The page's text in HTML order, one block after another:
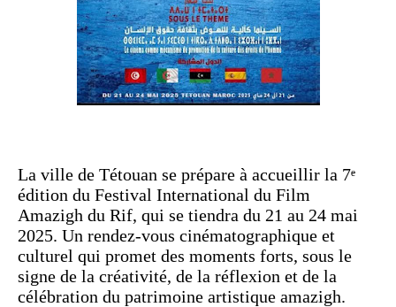
La ville de Tétouan se prépare à accueillir la 7ᵉ
édition du Festival International du Film
Amazigh du Rif, qui se tiendra du 21 au 24 mai
2025. Un rendez-vous cinématographique et
culturel qui promet des moments forts, sous le
signe de la créativité, de la réflexion et de la
célébration du patrimoine artistique amazigh.